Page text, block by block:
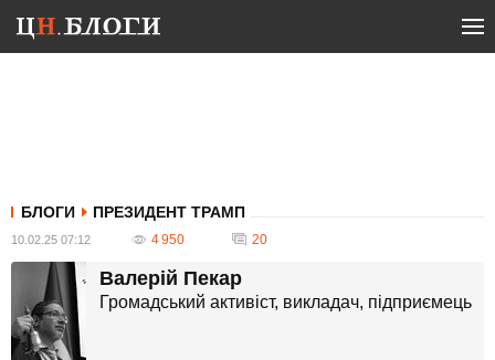
БЛОГИ ПРЕЗИДЕНТ ТРАМП
10.02.25 07:12 4 950 20
Валерій Пекар
Громадський активіст, викладач, підприємець